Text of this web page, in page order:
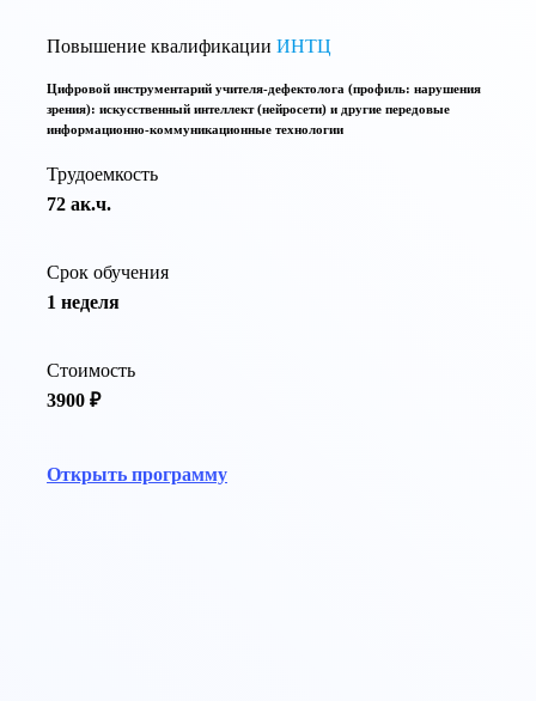
Повышение квалификации ИНТЦ
Цифровой инструментарий учителя-дефектолога (профиль: нарушения
зрения): искусственный интеллект (нейросети) и другие передовые
информационно-коммуникационные технологии
Трудоемкость
72 ак.ч.
Срок обучения
1 неделя
Стоимость
3900 ₽
Открыть программу